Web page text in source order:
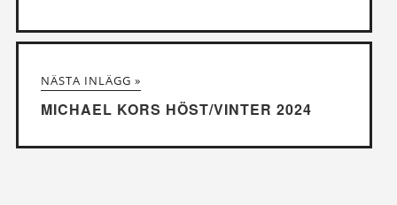
NÄSTA INLÄGG »
MICHAEL KORS HÖST/VINTER 2024